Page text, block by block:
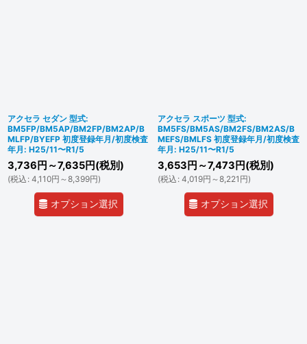
アクセラ セダン 型式:
BM5FP/BM5AP/BM2FP/BM2AP/B
MLFP/BYEFP 初度登録年月/初度検査
年月: H25/11〜R1/5
3,736 円 ～7,635円(税別)
(税込 : 4,110円 ～8,399円)
オプション選択
アクセラ スポーツ 型式:
BM5FS/BM5AS/BM2FS/BM2AS/B
MEFS/BMLFS 初度登録年月/初度検査
年月: H25/11〜R1/5
3,653 円 ～7,473 円(税別)
(税込 : 4,019円 ～8,221 円)
オプション選択